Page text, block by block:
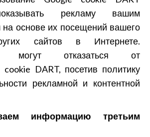
рекламу вашим
на основе их посещений вашего
сайтов в Интернете.
могут отказаться от
cookie DART, посетив политику
рекламной и контентной
информацию третьим